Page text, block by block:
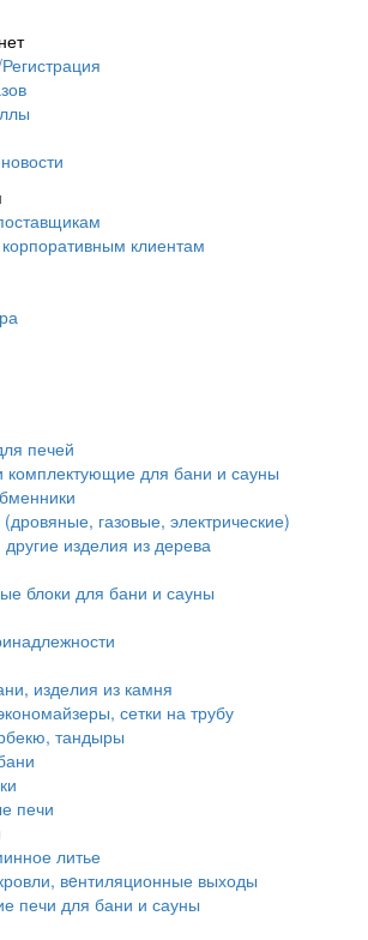
клиентам
печей
комплектующие для бани и сауны
газовые, электрические)
изделия из дерева
блоки для бани и сауны
изделия из камня
сетки на трубу
тандыры
печи
литье
вeнтиляционные выходы
печи для бани и сауны